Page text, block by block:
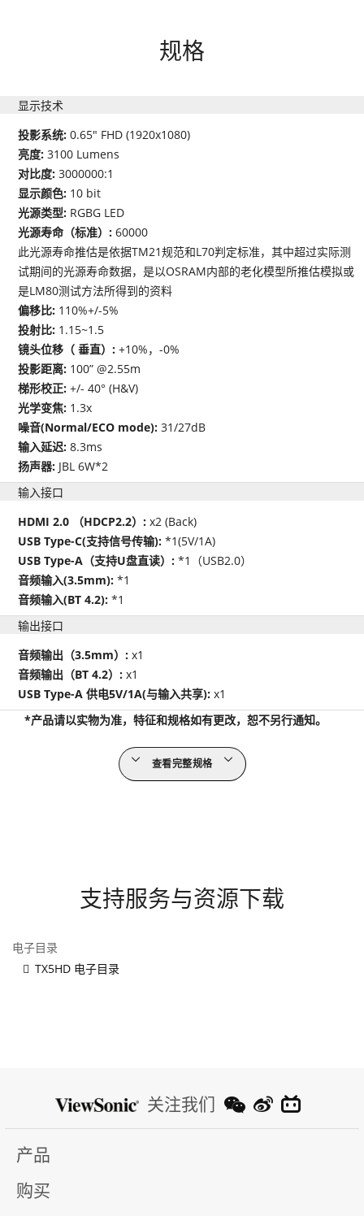
规格
显示技术
投影系统:0.65" FHD (1920x1080)
亮度:3100 Lumens
对比度:3000000:1
显示颜色: 10 bit
光源类型: RGBG LED
光源寿命（标准）:60000
此光源寿命推估是依据TM21规范和L70判定标准，其中超过实际测
试期间的光源寿命数据，是以OSRAM内部的老化模型所推估模拟或
是LM80测试方法所得到的资料
偏移比: 110%+/-5%
投射比: 1.15~1.5
镜头位移（ 垂直）:+10%，-0%
投影距离: 100” @2.55m
梯形校正:+/- 40° (H&V)
光学变焦: 1.3x
噪音(Normal/ECO mode):31/27dB
输入延迟:8.3ms
扬声器: JBL 6W*2
输入接口
HDMI 2.0 （HDCP2.2）:x2 (Back)
USB Type-C(支持信号传输):*1(5V/1A)
USB Type-A（支持U盘直读）:*1（USB2.0）
音频输入(3.5mm):*1
音频输入(BT 4.2):*1
输出接口
音频输出（3.5mm）:x1
音频输出（BT 4.2）:x1
USB Type-A 供电5V/1A(与输入共享):x1
*产品请以实物为准，特征和规格如有更改，恕不另行通知。
查看完整规格
支持服务与资源下载
电子目录
TX5HD 电子目录
关注我们
产品
购买